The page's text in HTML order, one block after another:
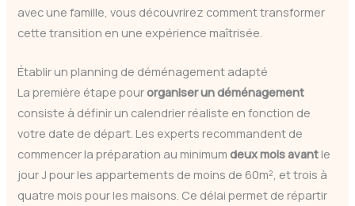
avec une famille, vous découvrirez comment transformer
cette transition en une expérience maîtrisée.
Établir un planning de déménagement adapté
La première étape pourorganiser un déménagement
consiste à définir un calendrier réaliste en fonction de
votre date de départ. Les experts recommandent de
commencer la préparation au minimumdeux mois avant le
jour J pour les appartements de moins de 60m², et trois à
quatre mois pour les maisons. Ce délai permet de répartir